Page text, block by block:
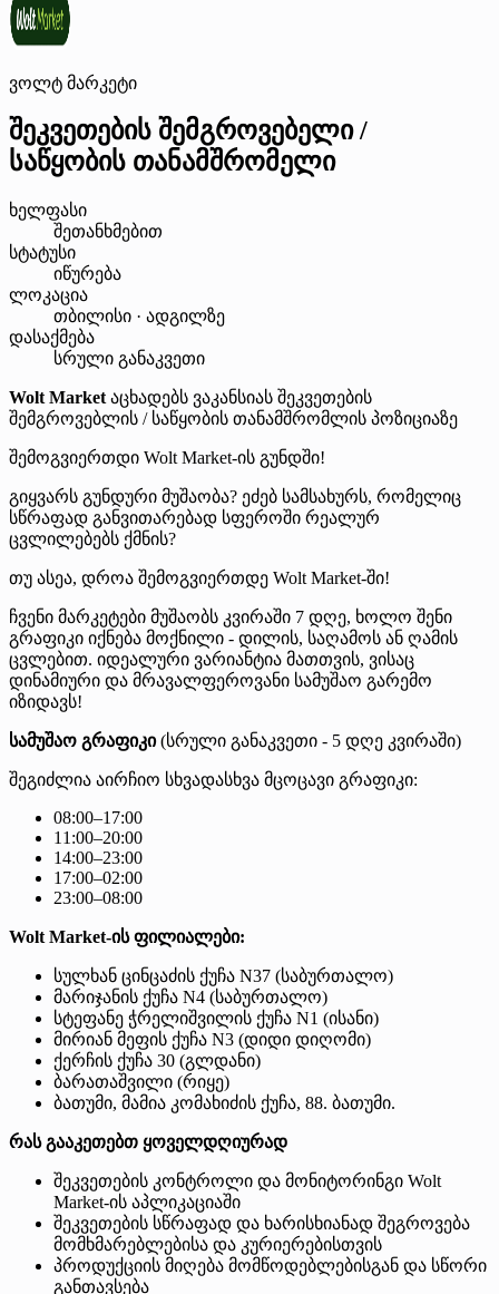
ვოლტ მარკეტი
შეკვეთების შემგროვებელი /
საწყობის თანამშრომელი
ხელფასი
შეთანხმებით
სტატუსი
იწურება
ლოკაცია
თბილისი · ადგილზე
დასაქმება
სრული განაკვეთი
Wolt Market აცხადებს ვაკანსიას შეკვეთების
შემგროვებლის / საწყობის თანამშრომლის პოზიციაზე
შემოგვიერთდი Wolt Market-ის გუნდში!
გიყვარს გუნდური მუშაობა? ეძებ სამსახურს, რომელიც
სწრაფად განვითარებად სფეროში რეალურ
ცვლილებებს ქმნის?
თუ ასეა, დროა შემოგვიერთდე Wolt Market-ში!
ჩვენი მარკეტები მუშაობს კვირაში 7 დღე, ხოლო შენი
გრაფიკი იქნება მოქნილი - დილის, საღამოს ან ღამის
ცვლებით. იდეალური ვარიანტია მათთვის, ვისაც
დინამიური და მრავალფეროვანი სამუშაო გარემო
იზიდავს!
სამუშაო გრაფიკი(სრული განაკვეთი - 5 დღე კვირაში)
შეგიძლია აირჩიო სხვადასხვა მცოცავი გრაფიკი:
08:00–17:00
11:00–20:00
14:00–23:00
17:00–02:00
23:00–08:00
Wolt Market-ის ფილიალები:
სულხან ცინცაძის ქუჩა N37 (საბურთალო)
მარიჯანის ქუჩა N4 (საბურთალო)
სტეფანე ჭრელიშვილის ქუჩა N1 (ისანი)
მირიან მეფის ქუჩა N3 (დიდი დიღომი)
ქერჩის ქუჩა 30 (გლდანი)
ბარათაშვილი (რიყე)
ბათუმი, მამია კომახიძის ქუჩა, 88. ბათუმი.
რას გააკეთებთ ყოველდღიურად
შეკვეთების კონტროლი და მონიტორინგი Wolt
Market-ის აპლიკაციაში
შეკვეთების სწრაფად და ხარისხიანად შეგროვება
მომხმარებლებისა და კურიერებისთვის
პროდუქციის მიღება მომწოდებლებისგან და სწორი
განთავსება